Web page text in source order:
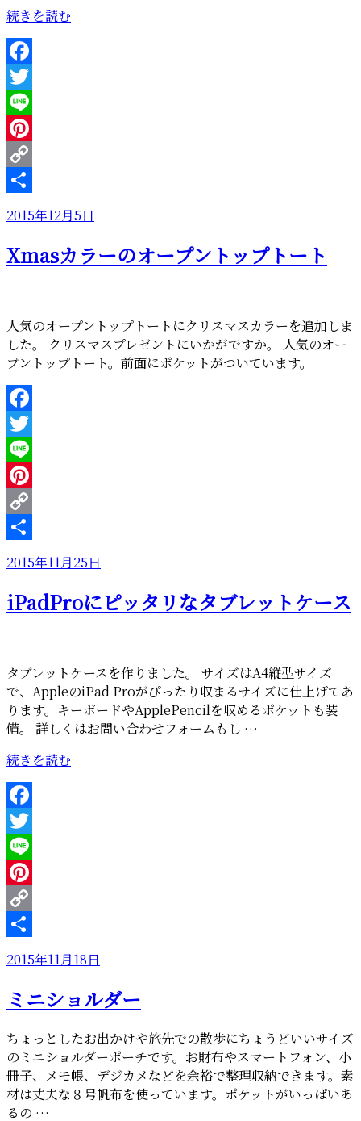
“マ
ル
シ
ェ
に
向
け
て
製
品
列
思
続きを読む
Facebook
Twitter
Line
Pinterest
Copy
Link
投
日:
2015年12月5日
Xmasカラーのオープントップトート
人気のオープントップトートにクリスマスカラーを追加しま
した。 クリスマスプレゼントにいかがですか。 人気のオー
プントップトート。前面にポケットがついています。
Facebook
Twitter
Line
Pinterest
Copy
Link
投
日:
2015年11月25日
iPadProにピッタリなタブレットケース
タブレットケースを作りました。 サイズはA4縦型サイズ
で、AppleのiPad Proがぴったり収まるサイズに仕上げてあ
ります。キーボードやApplePencilを収めるポケットも装
備。 詳しくはお問い合わせフォームもし …
“iPadPro
に
ピ
ッ
タ
リ
な
タ
ブ
レ
ト
ー
の
続きを読む
Facebook
Twitter
Line
Pinterest
Copy
Link
投
日:
2015年11月18日
ミニショルダー
ちょっとしたお出かけや旅先での散歩にちょうどいいサイズ
のミニショルダーポーチです。お財布やスマートフォン、小
冊子、メモ帳、デジカメなどを余裕で整理収納できます。素
材は丈夫な８号帆布を使っています。ポケットがいっぱいあ
るの …